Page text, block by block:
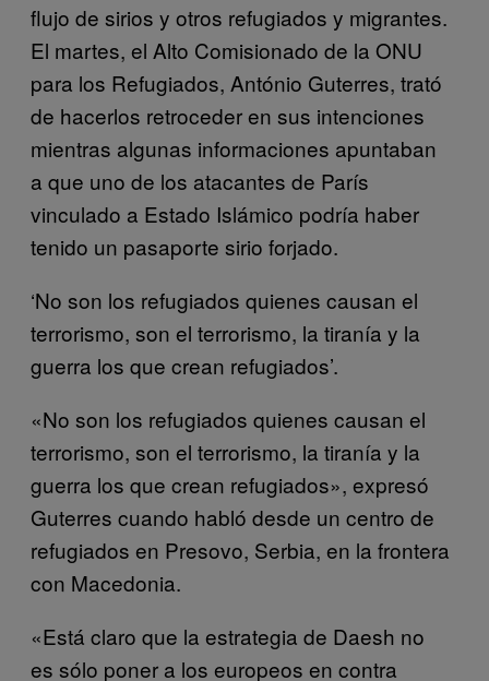
flujo de sirios y otros refugiados y migrantes.
El martes, el Alto Comisionado de la ONU
para los Refugiados, António Guterres, trató
de hacerlos retroceder en sus intenciones
mientras algunas informaciones apuntaban
a que uno de los atacantes de París
vinculado a Estado Islámico podría haber
tenido un pasaporte sirio forjado.
‘No son los refugiados quienes causan el
terrorismo, son el terrorismo, la tiranía y la
guerra los que crean refugiados’.
«No son los refugiados quienes causan el
terrorismo, son el terrorismo, la tiranía y la
guerra los que crean refugiados», expresó
Guterres cuando habló desde un centro de
refugiados en Presovo, Serbia, en la frontera
con Macedonia.
«Está claro que la estrategia de Daesh no
es sólo poner a los europeos en contra